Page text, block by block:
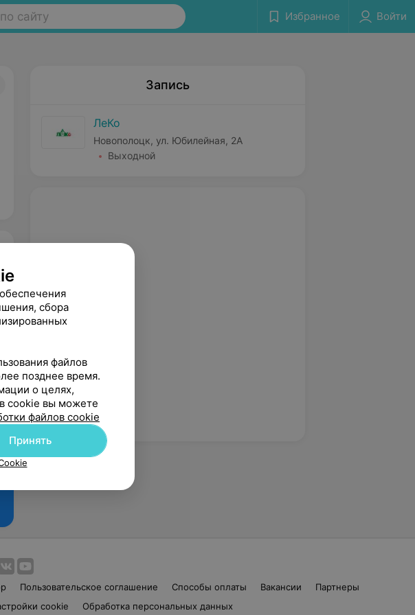
сайту Избранное Войти
Запись
ЛеКо
Новополоцк, ул. Юбилейная, 2А
Выходной
Пользовательское соглашение Способы оплаты Вакансии
Партнеры
cookie Обработка персональных данных
сбора
файлов
позднее время.
о целях,
cookie вы можете
файлов cookie
Принять